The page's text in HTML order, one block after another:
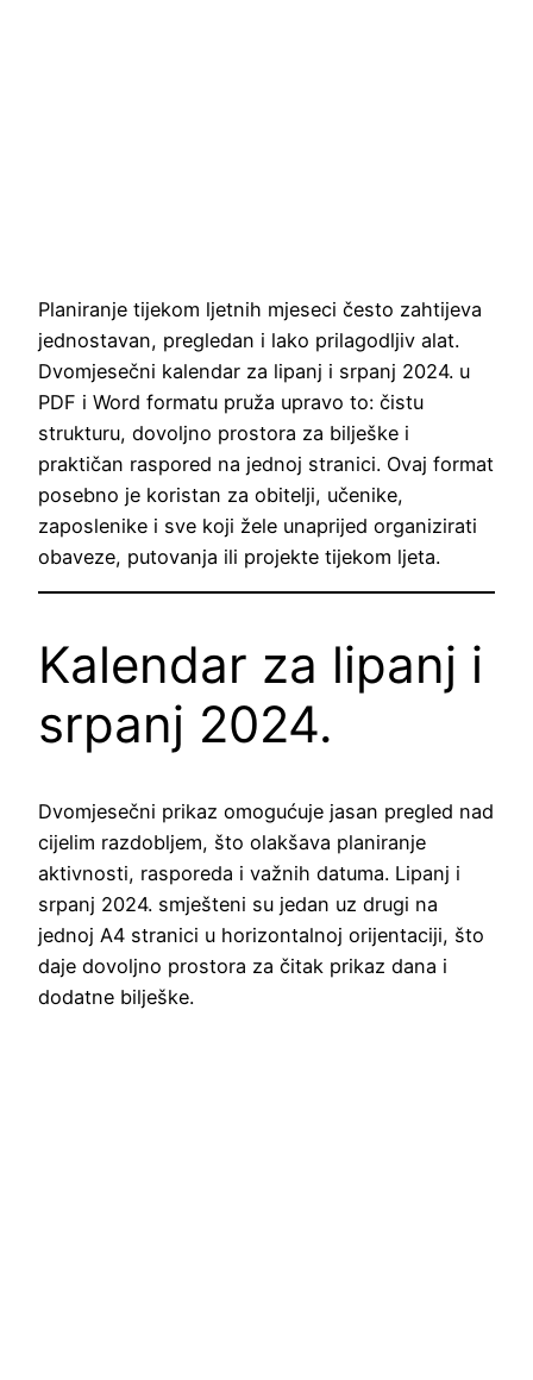
Planiranje tijekom ljetnih mjeseci često zahtijeva
jednostavan, pregledan i lako prilagodljiv alat.
Dvomjesečni kalendar za lipanj i srpanj 2024. u
PDF i Word formatu pruža upravo to: čistu
strukturu, dovoljno prostora za bilješke i
praktičan raspored na jednoj stranici. Ovaj format
posebno je koristan za obitelji, učenike,
zaposlenike i sve koji žele unaprijed organizirati
obaveze, putovanja ili projekte tijekom ljeta.
Kalendar za lipanj i
srpanj 2024.
Dvomjesečni prikaz omogućuje jasan pregled nad
cijelim razdobljem, što olakšava planiranje
aktivnosti, rasporeda i važnih datuma. Lipanj i
srpanj 2024. smješteni su jedan uz drugi na
jednoj A4 stranici u horizontalnoj orijentaciji, što
daje dovoljno prostora za čitak prikaz dana i
dodatne bilješke.